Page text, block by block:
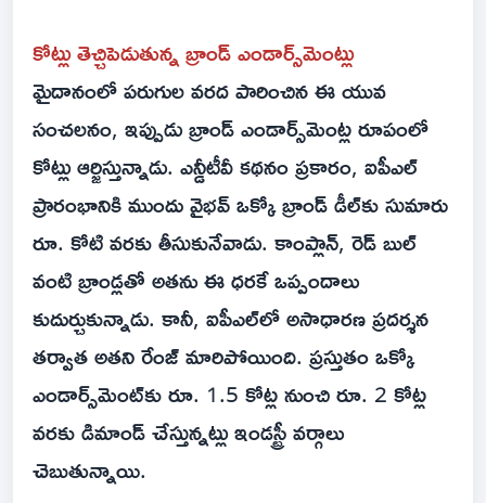
కోట్లు తెచ్చిపెడుతున్న బ్రాండ్ ఎండార్స్‌మెంట్లు
మైదానంలో పరుగుల వరద పారించిన ఈ యువ
సంచలనం, ఇప్పుడు బ్రాండ్ ఎండార్స్‌మెంట్ల రూపంలో
కోట్లు ఆర్జిస్తున్నాడు. ఎన్డీటీవీ కథనం ప్రకారం, ఐపీఎల్
ప్రారంభానికి ముందు వైభవ్ ఒక్కో బ్రాండ్ డీల్‌కు సుమారు
రూ. కోటి వరకు తీసుకునేవాడు. కాంప్లాన్, రెడ్ బుల్
వంటి బ్రాండ్లతో అతను ఈ ధరకే ఒప్పందాలు
కుదుర్చుకున్నాడు. కానీ, ఐపీఎల్‌లో అసాధారణ ప్రదర్శన
తర్వాత అతని రేంజ్ మారిపోయింది. ప్రస్తుతం ఒక్కో
ఎండార్స్‌మెంట్‌కు రూ. 1.5 కోట్ల నుంచి రూ. 2 కోట్ల
వరకు డిమాండ్ చేస్తున్నట్లు ఇండస్ట్రీ వర్గాలు
చెబుతున్నాయి.